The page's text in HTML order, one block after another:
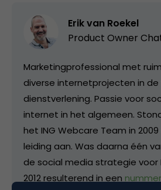
Erik van Roekel
Product Owner
Marketingprofessional met
diverse internetprojecten in de
dienstverlening. Passie voor
internet in het algemeen.
het ING Webcare Team in
leiding aan. Was daarna één
de social media strategie voor
2012 resulterend in een